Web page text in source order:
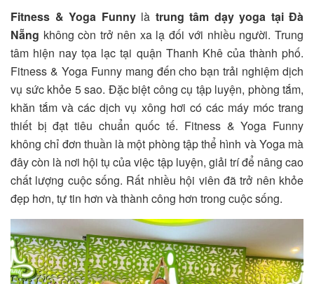
Fitness & Yoga Funny là trung tâm dạy yoga tại Đà
Nẵng không còn trở nên xa lạ đối với nhiều người. Trung
tâm hiện nay tọa lạc tại quận Thanh Khê của thành phố.
Fitness & Yoga Funny mang đến cho bạn trải nghiệm dịch
vụ sức khỏe 5 sao. Đặc biệt công cụ tập luyện, phòng tắm,
khăn tắm và các dịch vụ xông hơi có các máy móc trang
thiết bị đạt tiêu chuẩn quốc tế. Fitness & Yoga Funny
không chỉ đơn thuần là một phòng tập thể hình và Yoga mà
đây còn là nơi hội tụ của việc tập luyện, giải trí để nâng cao
chất lượng cuộc sống. Rất nhiều hội viên đã trở nên khỏe
đẹp hơn, tự tin hơn và thành công hơn trong cuộc sống.